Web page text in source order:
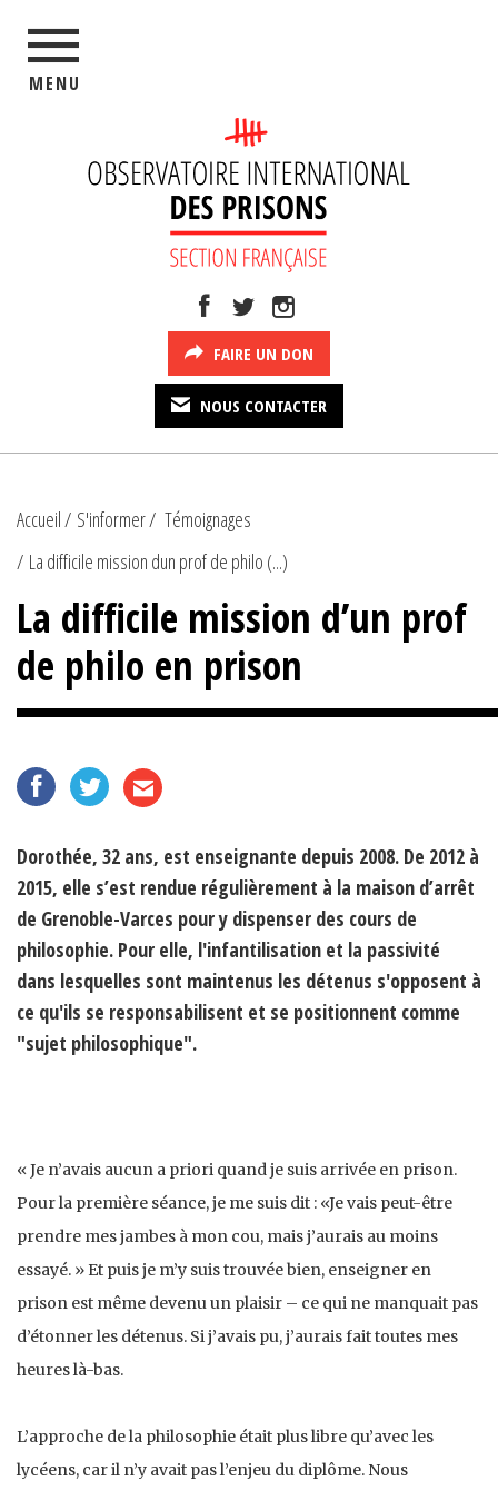
MENU
FAIRE UN DON
NOUS CONTACTER
Accueil S'informer
Témoignages
La difficile mission dun prof de philo (...)
La difficile mission d’un prof
de philo en prison
Dorothée, 32 ans, est enseignante depuis 2008. De 2012 à
2015, elle s’est rendue régulièrement à la maison d’arrêt
de Grenoble-Varces pour y dispenser des cours de
philosophie. Pour elle, l'infantilisation et la passivité
dans lesquelles sont maintenus les détenus s'opposent à
ce qu'ils se responsabilisent et se positionnent comme
"sujet philosophique".
« Je n’avais aucun a priori quand je suis arrivée en prison.
Pour la première séance, je me suis dit : «Je vais peut-être
prendre mes jambes à mon cou, mais j’aurais au moins
essayé. » Et puis je m’y suis trouvée bien, enseigner en
prison est même devenu un plaisir – ce qui ne manquait pas
d’étonner les détenus. Si j’avais pu, j’aurais fait toutes mes
heures là-bas.
L’approche de la philosophie était plus libre qu’avec les
lycéens, car il n’y avait pas l’enjeu du diplôme. Nous